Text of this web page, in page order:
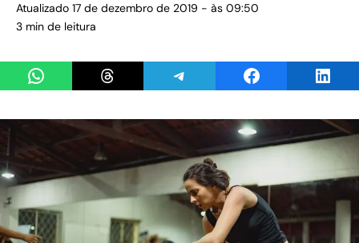
Atualizado 17 de dezembro de 2019 - às 09:50
3 min de leitura
Share on WhatsAppShare on ThreadsShare on TelegramShare on Facebook